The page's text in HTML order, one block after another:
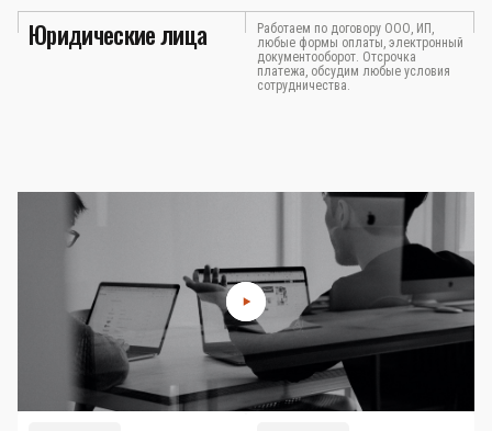
Юридические лица
Работаем по договору ООО, ИП,
любые формы оплаты, электронный
документооборот. Отсрочка
платежа, обсудим любые условия
сотрудничества.